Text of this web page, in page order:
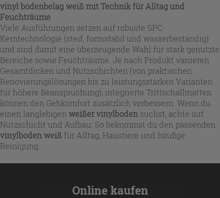
vinyl bodenbelag weiß mit Technik für Alltag und
Feuchträume
Viele Ausführungen setzen auf robuste SPC-
Kerntechnologie (steif, formstabil und wasserbeständig)
und sind damit eine überzeugende Wahl für stark genutzte
Bereiche sowie Feuchträume. Je nach Produkt variieren
Gesamtdicken und Nutzschichten (von praktischen
Renovierungslösungen bis zu leistungsstarken Varianten
für höhere Beanspruchung); integrierte Trittschallmatten
können den Gehkomfort zusätzlich verbessern. Wenn du
einen langlebigen weißer vinylboden suchst, achte auf
Nutzschicht und Aufbau: So bekommst du den passenden
vinylboden weiß für Alltag, Haustiere und häufige
Reinigung.
Online kaufen